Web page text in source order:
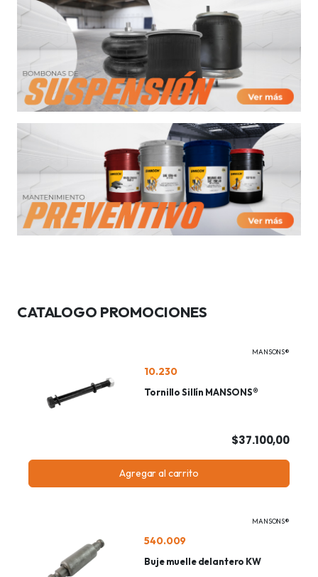
CATALOGO PROMOCIONES
MANSONS®
10.230
Tornillo Sillín MANSONS®
$37.100,00
Agregar al carrito
MANSONS®
540.009
Buje muelle delantero KW